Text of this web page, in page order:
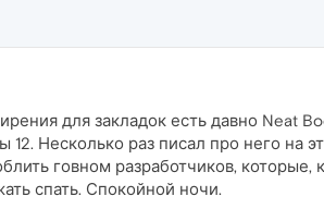
для закладок есть давно Neat
12. Несколько раз писал про него
говном разработчиков,
спать. Спокойной ночи.